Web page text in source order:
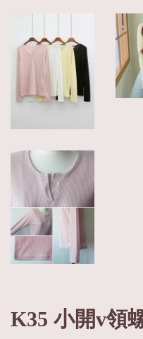
K35 小開v領